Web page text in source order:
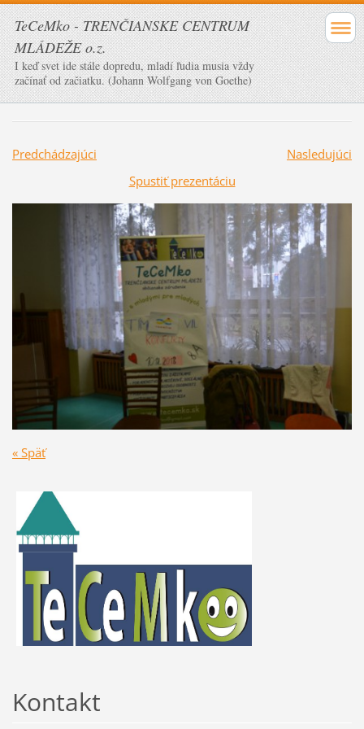
TeCeMko - TRENČIANSKE CENTRUM
MLÁDEŽE o.z.
I keď svet ide stále dopredu, mladí ľudia musia vždy
začínať od začiatku. (Johann Wolfgang von Goethe)
Predchádzajúci
Nasledujúci
Spustiť prezentáciu
« Späť
Kontakt